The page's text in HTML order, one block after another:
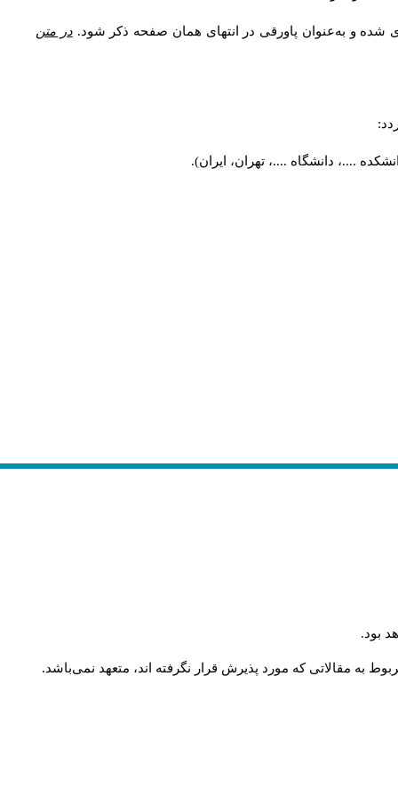
شده و به‌عنوان پاورقی در انتهای همان صفحه ذکر شود. در متن
....، دانشگاه ....، تهران، ایران).
بود.
به مقالاتی که مورد پذیرش قرار نگرفته اند، متعهد نمی‌باشد.